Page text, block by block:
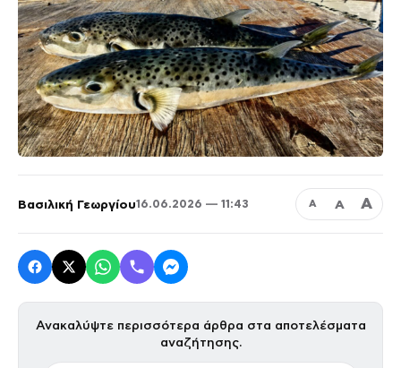
Βασιλική Γεωργίου16.06.2026 — 11:43 Α Α Α
Ανακαλύψτε περισσότερα άρθρα στα αποτελέσματα
αναζήτησης.